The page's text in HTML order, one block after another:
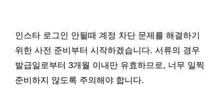
인스타 로그인 안될때 계정 차단 문제를 해결하기
위한 사전 준비부터 시작하겠습니다. 서류의 경우
발급일로부터 3개월 이내만 유효하므로, 너무 일찍
준비하지 않도록 주의해야 합니다.